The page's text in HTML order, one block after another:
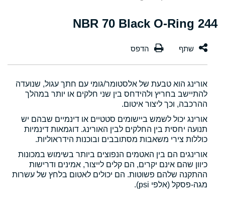
244 NBR 70 Black O-Ring
אורינג הוא טבעת של אלסטומר/גומי עם חתך עגול, שנועדה
להתיישב בחריץ ולהידחס בין שני חלקים או יותר במהלך
ההרכבה, וכך ליצור איטום.
אורינג יכול לשמש ביישומים סטטיים או דינמיים שבהם יש
תנועה יחסית בין החלקים לבין האורינג. דוגמאות דינמיות
כוללות צירי משאבות מסתובבים ובוכנות הידראוליות.
אורינגים הם בין האטמים הנפוצים ביותר בשימוש במכונות
כיוון שהם אינם יקרים, הם קלים לייצור, אמינים ודרישות
ההתקנה שלהם פשוטות. הם יכולים לאטום בלחץ של עשרות
מגה-פסקל (אלפי psi).